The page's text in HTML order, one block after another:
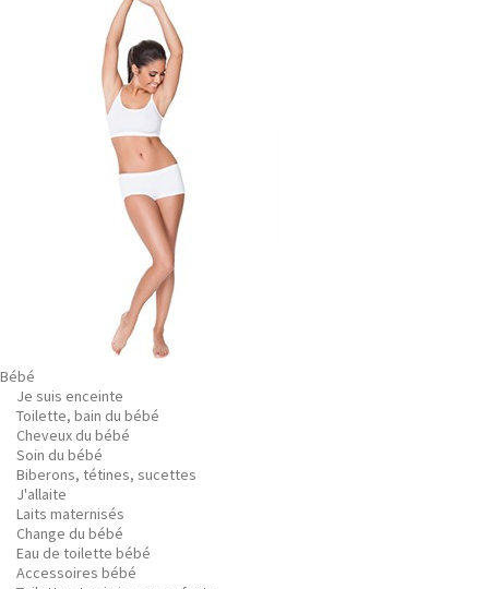
Bébé
Je suis enceinte
Toilette, bain du bébé
Cheveux du bébé
Soin du bébé
Biberons, tétines, sucettes
J'allaite
Laits maternisés
Change du bébé
Eau de toilette bébé
Accessoires bébé